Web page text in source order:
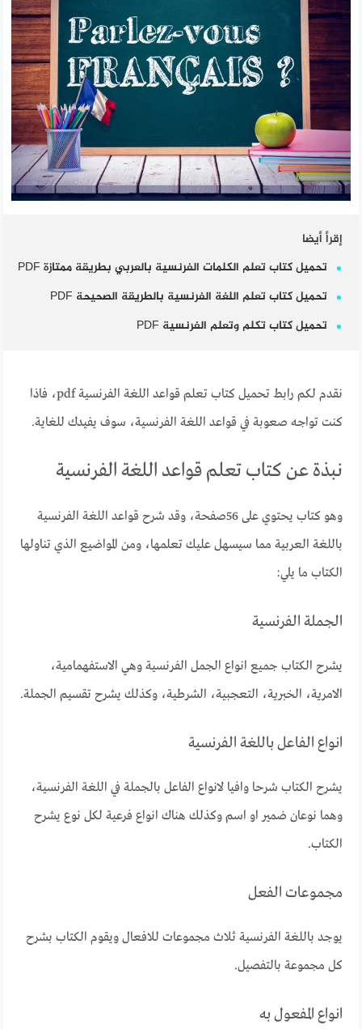
إقرأ أيضا
تحميل كتاب تعلم الكلمات الفرنسية بالعربي بطريقة ممتازة PDF
تحميل كتاب تعلم اللغة الفرنسية بالطريقة الصحيحة PDF
تحميل كتاب تكلم وتعلم الفرنسية PDF
نقدم لكم رابط تحميل كتاب تعلم قواعد اللغة الفرنسية pdf، فاذا
كنت تواجه صعوبة في قواعد اللغة الفرنسية، سوف يفيدك للغاية.
نبذة عن كتاب تعلم قواعد اللغة الفرنسية
وهو كتاب يحتوي على 56صفحة، وقد شرح قواعد اللغة الفرنسية
باللغة العربية مما سيسهل عليك تعلمها، ومن المواضيع الذي تناولها
الكتاب ما يلي:
الجملة الفرنسية
يشرح الكتاب جميع انواع الجمل الفرنسية وهي الاستفهمامية،
الامرية، الخبرية، التعجبية، الشرطية، وكذلك يشرح تقسيم الجملة.
انواع الفاعل باللغة الفرنسية
يشرح الكتاب شرحا وافيا لانواع الفاعل بالجملة في اللغة الفرنسية،
وهما نوعان ضمير او اسم وكذلك هناك انواع فرعية لكل نوع يشرح
الكتاب.
مجموعات الفعل
يوجد باللغة الفرنسية ثلاث مجموعات للافعال ويقوم الكتاب بشرح
كل مجموعة بالتفصيل.
انواع المفعول به